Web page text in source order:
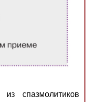
спазмолитиков